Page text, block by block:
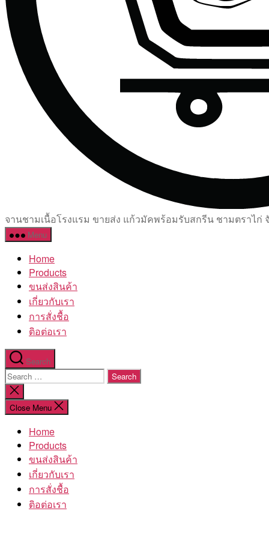
จานชามเนื้อโรงแรม ขายส่ง แก้วมัคพร้อมรับสกรีน ชามตราไก่
Menu
Home
Products
ขนส่งสินค้า
เกี่ยวกับเรา
การสั่งชื้อ
ติอต่อเรา
Search
Search
for:
Close
search
Close Menu
Home
Products
ขนส่งสินค้า
เกี่ยวกับเรา
การสั่งชื้อ
ติอต่อเรา